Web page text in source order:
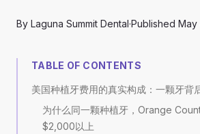
By Laguna Summit Dental·Published May
TABLE OF CONTENTS
美国种植牙费用的真实构成：一颗牙背
为什么同一颗种植牙，Orange
$2,000以上